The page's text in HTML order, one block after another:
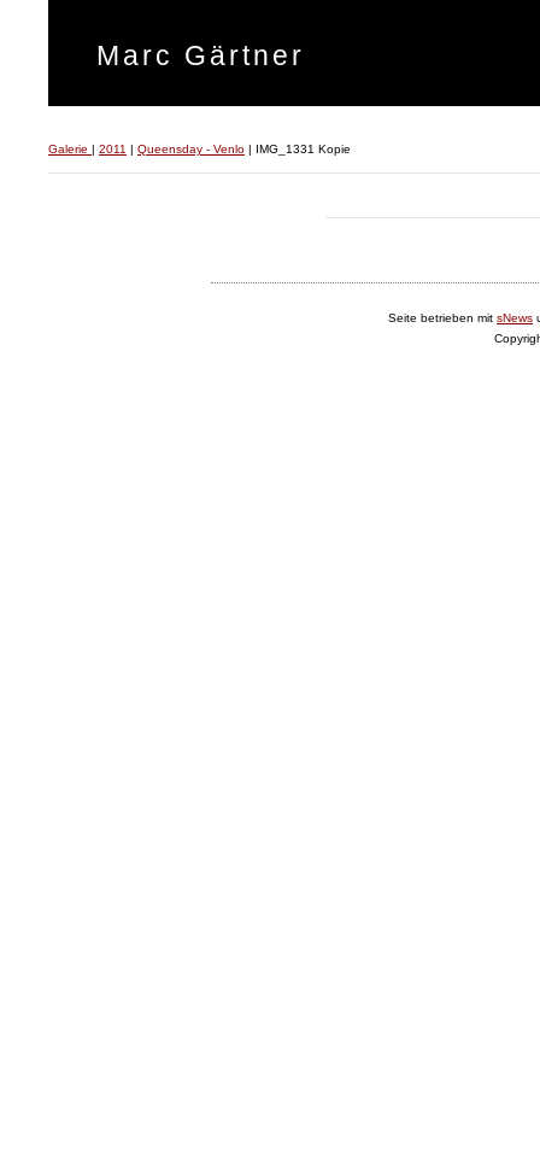
Marc Gärtner
Galerie | 2011 | Queensday - Venlo | IMG_1331 Kopie
Seite betrieben mit sNews